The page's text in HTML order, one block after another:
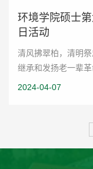
环境学院硕士
日活动
清风拂翠柏，清明
继承和发扬老一辈
日，环境科学与工
2024-04-07